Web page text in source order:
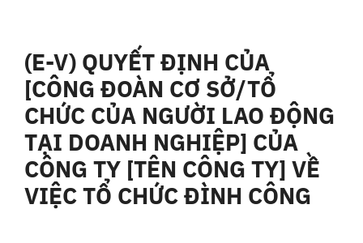
Chia Sẻ Chuyên Môn
Tin tức
Liên Hệ
(E-V) QUYẾT ĐỊNH CỦA
[CÔNG ĐOÀN CƠ SỞ/TỔ
CHỨC CỦA NGƯỜI LAO ĐỘNG
TẠI DOANH NGHIỆP] CỦA
CÔNG TY [TÊN CÔNG TY] VỀ
VIỆC TỔ CHỨC ĐÌNH CÔNG